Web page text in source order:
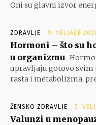
Oni su glavni izvor
ZDRAVLJE 9. VELJAČE
Hormoni – što su
u organizmu
upravljaju gotovo svim
rasta i metabolizma,
ŽENSKO ZDRAVLJE 5.
Valunzi u